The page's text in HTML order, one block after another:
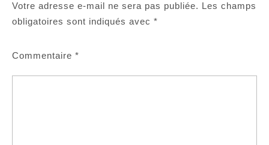
Votre adresse e-mail ne sera pas publiée. Les champs
obligatoires sont indiqués avec *
Commentaire *